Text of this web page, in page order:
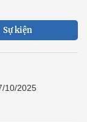
Sự kiện
10/2025